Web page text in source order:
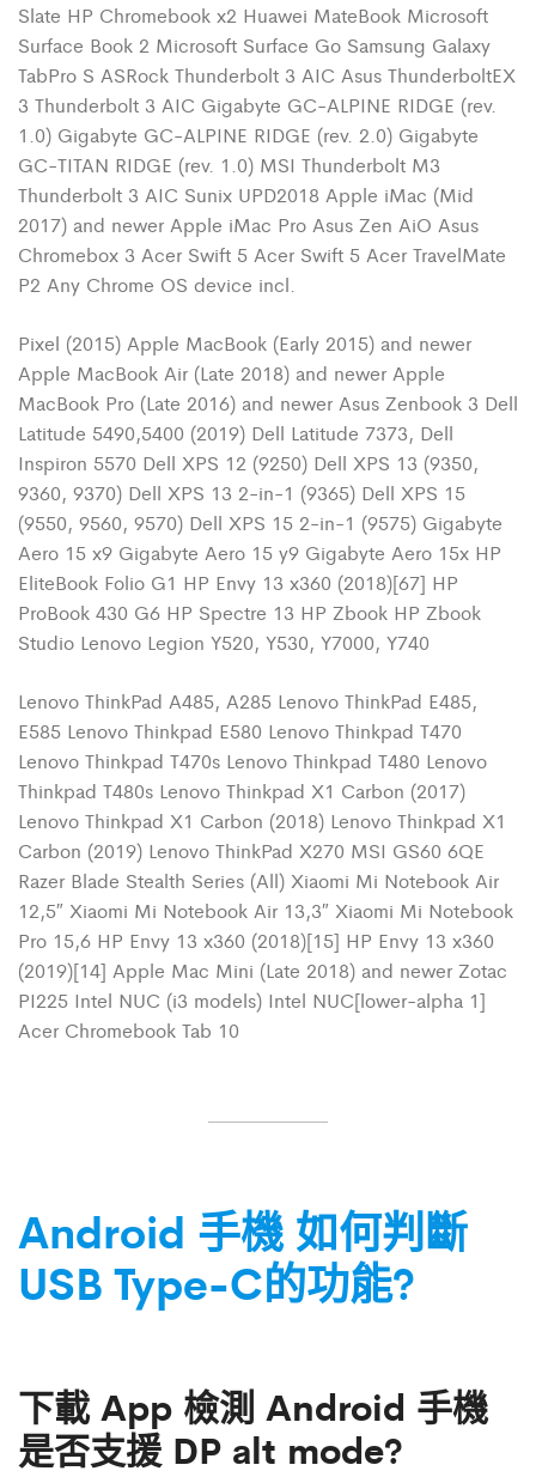
Slate HP Chromebook x2 Huawei MateBook Microsoft
Surface Book 2 Microsoft Surface Go Samsung Galaxy
TabPro S ASRock Thunderbolt 3 AIC Asus ThunderboltEX
3 Thunderbolt 3 AIC Gigabyte GC-ALPINE RIDGE (rev.
1.0) Gigabyte GC-ALPINE RIDGE (rev. 2.0) Gigabyte
GC-TITAN RIDGE (rev. 1.0) MSI Thunderbolt M3
Thunderbolt 3 AIC Sunix UPD2018 Apple iMac (Mid
2017) and newer Apple iMac Pro Asus Zen AiO Asus
Chromebox 3 Acer Swift 5 Acer Swift 5 Acer TravelMate
P2 Any Chrome OS device incl.
Pixel (2015) Apple MacBook (Early 2015) and newer
Apple MacBook Air (Late 2018) and newer Apple
MacBook Pro (Late 2016) and newer Asus Zenbook 3 Dell
Latitude 5490,5400 (2019) Dell Latitude 7373, Dell
Inspiron 5570 Dell XPS 12 (9250) Dell XPS 13 (9350,
9360, 9370) Dell XPS 13 2-in-1 (9365) Dell XPS 15
(9550, 9560, 9570) Dell XPS 15 2-in-1 (9575) Gigabyte
Aero 15 x9 Gigabyte Aero 15 y9 Gigabyte Aero 15x HP
EliteBook Folio G1 HP Envy 13 x360 (2018)[67] HP
ProBook 430 G6 HP Spectre 13 HP Zbook HP Zbook
Studio Lenovo Legion Y520, Y530, Y7000, Y740
Lenovo ThinkPad A485, A285 Lenovo ThinkPad E485,
E585 Lenovo Thinkpad E580 Lenovo Thinkpad T470
Lenovo Thinkpad T470s Lenovo Thinkpad T480 Lenovo
Thinkpad T480s Lenovo Thinkpad X1 Carbon (2017)
Lenovo Thinkpad X1 Carbon (2018) Lenovo Thinkpad X1
Carbon (2019) Lenovo ThinkPad X270 MSI GS60 6QE
Razer Blade Stealth Series (All) Xiaomi Mi Notebook Air
12,5″ Xiaomi Mi Notebook Air 13,3″ Xiaomi Mi Notebook
Pro 15,6 HP Envy 13 x360 (2018)[15] HP Envy 13 x360
(2019)[14] Apple Mac Mini (Late 2018) and newer Zotac
PI225 Intel NUC (i3 models) Intel NUC[lower-alpha 1]
Acer Chromebook Tab 10
Android 手機 如何判斷
USB Type-C的功能?
下載 App 檢測 Android 手機
是否支援 DP alt mode?